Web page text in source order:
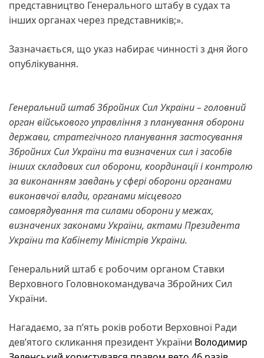
представництво Генерального штабу в судах та
інших органах через представників;».
Зазначається, що указ набирає чинності з дня його
опублікування.
Генеральний штаб Збройних Сил України – головний
орган військового управління з планування оборони
держави, стратегічного планування застосування
Збройних Сил України та визначених сил і засобів
інших складових сил оборони, координації і контролю
за виконанням завдань у сфері оборони органами
виконавчої влади, органами місцевого
самоврядування та силами оборони у межах,
визначених законами України, актами Президента
України та Кабінету Міністрів України.
Генеральний штаб є робочим органом Ставки
Верховного Головнокомандувача Збройних Сил
України.
Нагадаємо, за п’ять років роботи Верховної Ради
дев’ятого скликання президент України Володимир